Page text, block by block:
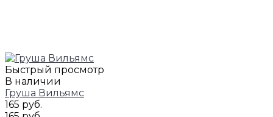
Быстрый просмотр
В наличии
Груша Вильямс
165 руб.